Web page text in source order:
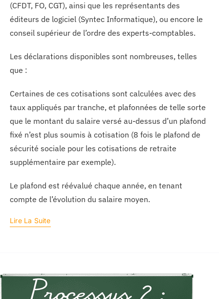
(CFDT, FO, CGT), ainsi que les représentants des
éditeurs de logiciel (Syntec Informatique), ou encore le
conseil supérieur de l’ordre des experts-comptables.
Les déclarations disponibles sont nombreuses, telles
que :
Certaines de ces cotisations sont calculées avec des
taux appliqués par tranche, et plafonnées de telle sorte
que le montant du salaire versé au-dessus d’un plafond
fixé n’est plus soumis à cotisation (8 fois le plafond de
sécurité sociale pour les cotisations de retraite
supplémentaire par exemple).
Le plafond est réévalué chaque année, en tenant
compte de l’évolution du salaire moyen.
Lire La Suite